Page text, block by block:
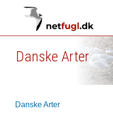
Danske Arter
Danske Arter